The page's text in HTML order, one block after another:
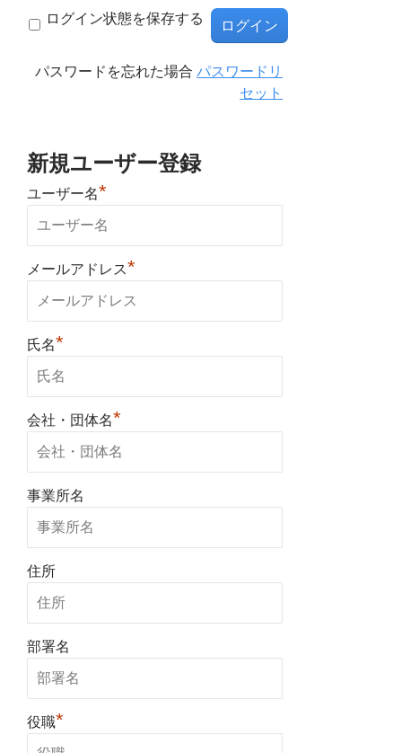
ログイン状態を保存する
パスワードを忘れた場合パスワードリ
セット
新規ユーザー登録
ユーザー名*
メールアドレス*
氏名*
会社・団体名*
事業所名
住所
部署名
役職*